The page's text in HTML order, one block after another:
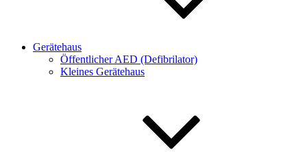
Gerätehaus
Öffentlicher AED (Defibrilator)
Kleines Gerätehaus